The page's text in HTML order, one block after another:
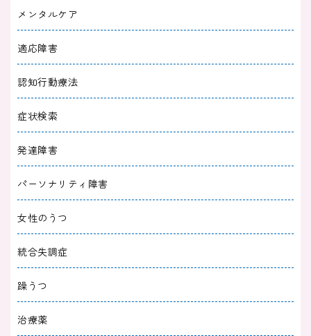
2024/03/18
グランダキシンの効果が出るまでの時間｜服用
期間や更年期障害についても解説
2024/03/08
デパスを飲み続けるとどうなる？副作用・リス
クについても解説
2023/11/30
動悸に効く漢方薬５選｜ストレスや自律神経と
の関連についても解説
2023/12/01
フルニトラゼパムが「やばい」といわれる理由
メンタルケア
適応障害
認知行動療法
症状検索
発達障害
パーソナリティ障害
女性のうつ
統合失調症
躁うつ
治療薬